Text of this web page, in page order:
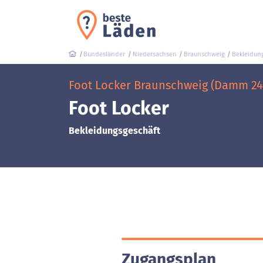
Bundesländer Niedersachsen Braunschweig
Foot Locker Braunschweig (Damm
Foot Locker
Bekleidungsgeschäft